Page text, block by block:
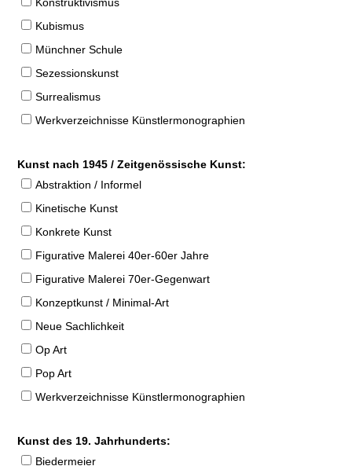
Konstruktivismus
Kubismus
Münchner Schule
Sezessionskunst
Surrealismus
Werkverzeichnisse Künstlermonographien
Kunst nach 1945 / Zeitgenössische Kunst:
Abstraktion / Informel
Kinetische Kunst
Konkrete Kunst
Figurative Malerei 40er-60er Jahre
Figurative Malerei 70er-Gegenwart
Konzeptkunst / Minimal-Art
Neue Sachlichkeit
Op Art
Pop Art
Werkverzeichnisse Künstlermonographien
Kunst des 19. Jahrhunderts:
Biedermeier